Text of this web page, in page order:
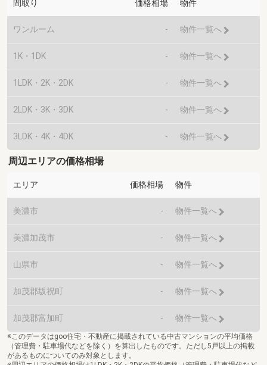
間取り 価格相場 物件
ワンルーム - 物件一覧へ
1K・1DK - 物件一覧へ
1LDK・2K・2DK - 物件一覧へ
2LDK・3K・3DK - 物件一覧へ
3LDK・4K・4DK - 物件一覧へ
周辺エリアの価格相場
エリア 価格相場 物件
美濃市 - 物件一覧へ
美濃加茂市 - 物件一覧へ
山県市 - 物件一覧へ
加茂郡坂祝町 - 物件一覧へ
加茂郡富加町 - 物件一覧へ
※このデータはgoo住宅・不動産に掲載されている中古マンションの平均価格
（管理費・駐車場代などを除く）を算出したものです。ただし5戸以上の掲載
があるものについてのみ対象とします。